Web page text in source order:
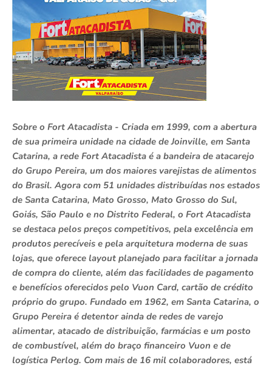
Sobre o Fort Atacadista - Criada em 1999, com a abertura
de sua primeira unidade na cidade de Joinville, em Santa
Catarina, a rede Fort Atacadista é a bandeira de atacarejo
do Grupo Pereira, um dos maiores varejistas de alimentos
do Brasil. Agora com 51 unidades distribuídas nos estados
de Santa Catarina, Mato Grosso, Mato Grosso do Sul,
Goiás, São Paulo e no Distrito Federal, o Fort Atacadista
se destaca pelos preços competitivos, pela excelência em
produtos perecíveis e pela arquitetura moderna de suas
lojas, que oferece layout planejado para facilitar a jornada
de compra do cliente, além das facilidades de pagamento
e benefícios oferecidos pelo Vuon Card, cartão de crédito
próprio do grupo. Fundado em 1962, em Santa Catarina, o
Grupo Pereira é detentor ainda de redes de varejo
alimentar, atacado de distribuição, farmácias e um posto
de combustível, além do braço financeiro Vuon e de
logística Perlog. Com mais de 16 mil colaboradores, está